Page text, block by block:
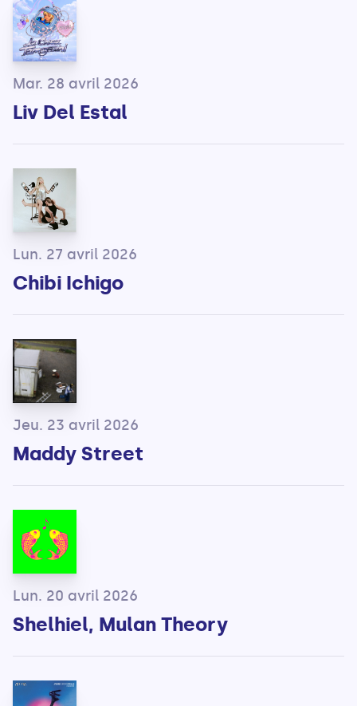
Mar. 28 avril 2026
Liv Del Estal
Lun. 27 avril 2026
Chibi Ichigo
Jeu. 23 avril 2026
Maddy Street
Lun. 20 avril 2026
Shelhiel, Mulan Theory